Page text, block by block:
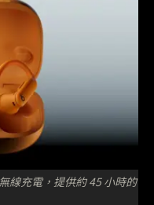
線充電，提供約 45 小時的